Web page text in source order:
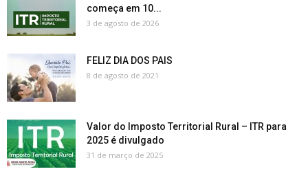
começa em 10...
3 de agosto de 2026
FELIZ DIA DOS PAIS
8 de agosto de 2021
Valor do Imposto Territorial Rural – ITR para
2025 é divulgado
31 de março de 2025